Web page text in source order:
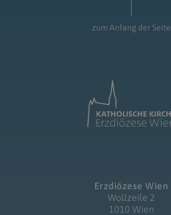
zum Anfang der Seite
Erzdiözese Wien
Wollzeile 2
1010 Wien